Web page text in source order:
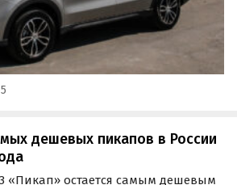
дешевых пикапов в России
«Пикап» остается самым дешевым